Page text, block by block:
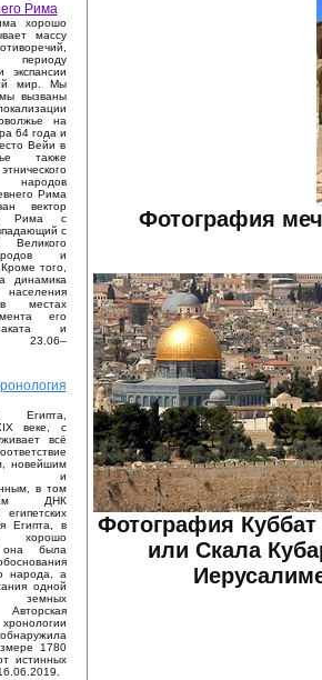
Рима
хорошо
массу
экспансии
мир. Мы
вызваны
на
64 года и
Вейи в
также
Рима
вектор
Рима с
с
Великого
и
того,
динамика
местах
его
и
23.06–
Египта,
веке, с
всё
новейшим
и
в том
ДНК
Египта, в
хорошо
она была
народа, а
одной
земных
1780
истинных
Фотография
Фотография Куббат
или Скала